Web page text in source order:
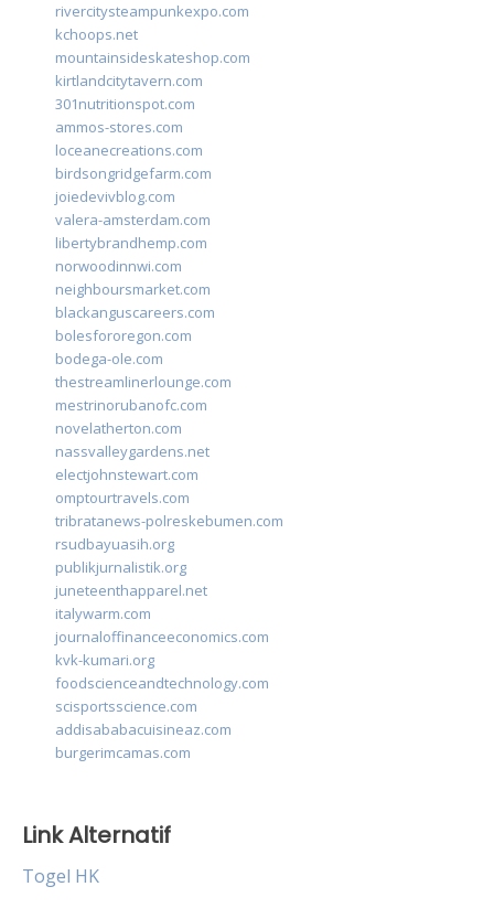
rivercitysteampunkexpo.com
kchoops.net
mountainsideskateshop.com
kirtlandcitytavern.com
301nutritionspot.com
ammos-stores.com
loceanecreations.com
birdsongridgefarm.com
joiedevivblog.com
valera-amsterdam.com
libertybrandhemp.com
norwoodinnwi.com
neighboursmarket.com
blackanguscareers.com
bolesfororegon.com
bodega-ole.com
thestreamlinerlounge.com
mestrinorubanofc.com
novelatherton.com
nassvalleygardens.net
electjohnstewart.com
omptourtravels.com
tribratanews-polreskebumen.com
rsudbayuasih.org
publikjurnalistik.org
juneteenthapparel.net
italywarm.com
journaloffinanceeconomics.com
kvk-kumari.org
foodscienceandtechnology.com
scisportsscience.com
addisababacuisineaz.com
burgerimcamas.com
Link Alternatif
Togel HK